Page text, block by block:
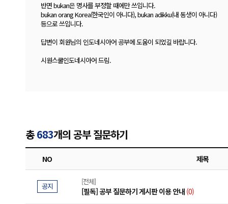
반면 bukan은 명사를 부정할 때에만 쓰입니다.
bukan orang Korea(한국인이 아니다), bukan adikku(내 동생이 아니다)
등으로 쓰입니다.
답변이 회원님의 인도네시아어 공부에 도움이 되었길 바랍니다.
시원스쿨인도네시아어 드림.
총683개의 공부 질문하기
NO 제목
공지 [전체]
[필독] 공부 질문하기 게시판 이용 안내 (0)